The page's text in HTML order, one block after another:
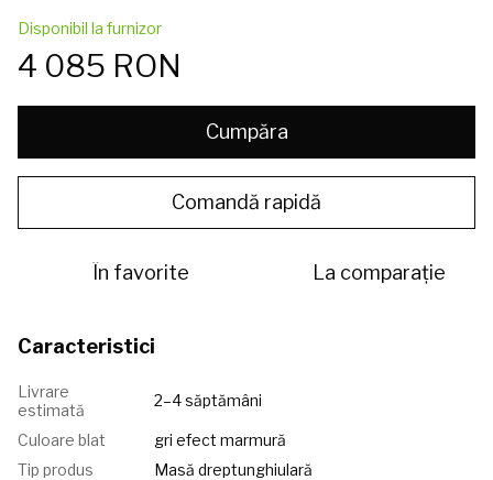
Disponibil la furnizor
4 085 RON
Cumpăra
Comandă rapidă
În favorite La comparație
Caracteristici
Livrare
estimată
2–4 săptămâni
Culoare blat
gri efect marmură
Tip produs
Masă dreptunghiulară